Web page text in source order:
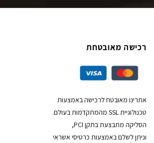
רכישה מאובטחת
אתרינו מאובטח לרכישה באמצעות
טכנולוגיית SSL מהמתקדמות בעולם.
הסליקה מתבצעת בתקן PCI,
וניתן לשלם באמצעות כרטיסי אשראי